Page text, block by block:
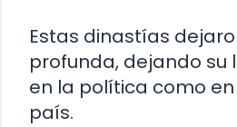
Estas dinastías
profunda, dejando
en la política como
país.